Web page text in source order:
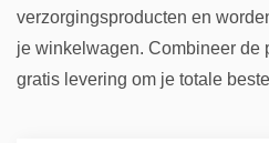
verzorgingsproducten en
je winkelwagen. Combineer de
gratis levering om je totale